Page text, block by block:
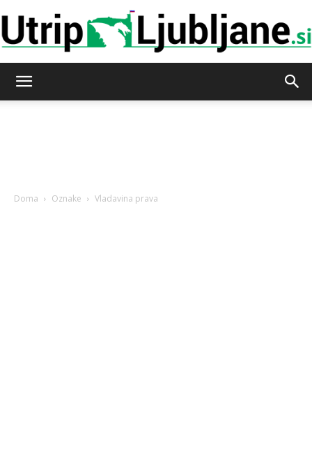
Doma Oznake Vladavina prava